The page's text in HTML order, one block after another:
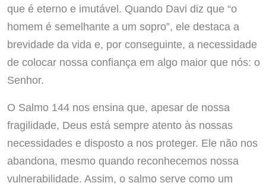
que é eterno e imutável. Quando Davi diz que “o
homem é semelhante a um sopro”, ele destaca a
brevidade da vida e, por conseguinte, a necessidade
de colocar nossa confiança em algo maior que nós: o
Senhor.
O Salmo 144 nos ensina que, apesar de nossa
fragilidade, Deus está sempre atento às nossas
necessidades e disposto a nos proteger. Ele não nos
abandona, mesmo quando reconhecemos nossa
vulnerabilidade. Assim, o salmo serve como um